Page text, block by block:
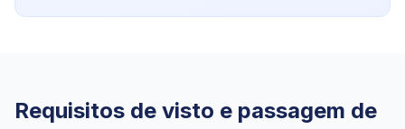
Requisitos de visto e passagem de